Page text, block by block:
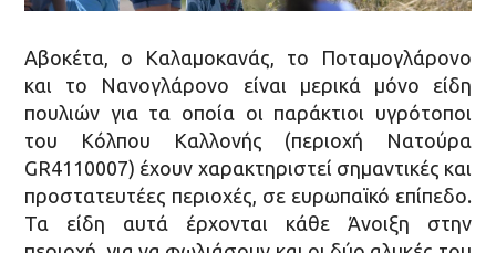
Αβοκέτα, ο Καλαμοκανάς, το Ποταμογλάρονο
και το Νανογλάρονο είναι μερικά μόνο είδη
πουλιών για τα οποία οι παράκτιοι υγρότοποι
του Κόλπου Καλλονής (περιοχή Νατούρα
GR4110007) έχουν χαρακτηριστεί σημαντικές και
προστατευτέες περιοχές, σε ευρωπαϊκό επίπεδο.
Τα είδη αυτά έρχονται κάθε Άνοιξη στην